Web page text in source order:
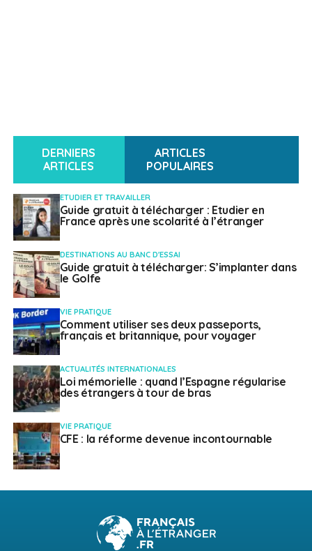
DERNIERS
ARTICLES
ARTICLES
POPULAIRES
ETUDIER ET TRAVAILLER
Guide gratuit à télécharger : Etudier en
France après une scolarité à l’étranger
DESTINATIONS AU BANC D'ESSAI
Guide gratuit à télécharger: S’implanter dans
le Golfe
VIE PRATIQUE
Comment utiliser ses deux passeports,
français et britannique, pour voyager
ACTUALITÉS INTERNATIONALES
Loi mémorielle : quand l’Espagne régularise
des étrangers à tour de bras
VIE PRATIQUE
CFE : la réforme devenue incontournable